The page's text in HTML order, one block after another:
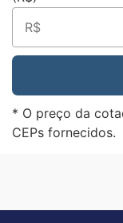
* O preço da
CEPs fornecidos.